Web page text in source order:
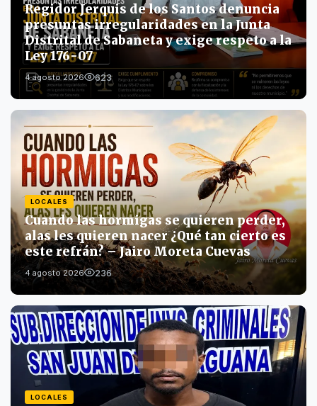
Regidor Jerquis de los Santos denuncia
presuntas irregularidades en la Junta
Distrital de Sabaneta y exige respeto a la
Ley 176-07
4 agosto 2026 623
LOCALES
Cuando las hormigas se quieren perder,
alas les quieren nacer ¿Qué tan cierto es
este refrán? – Jairo Moreta Cuevas
4 agosto 2026 236
LOCALES